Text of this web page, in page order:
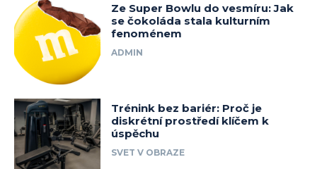
Ze Super Bowlu do vesmíru: Jak
se čokoláda stala kulturním
fenoménem
ADMIN
Trénink bez bariér: Proč je
diskrétní prostředí klíčem k
úspěchu
SVET V OBRAZE